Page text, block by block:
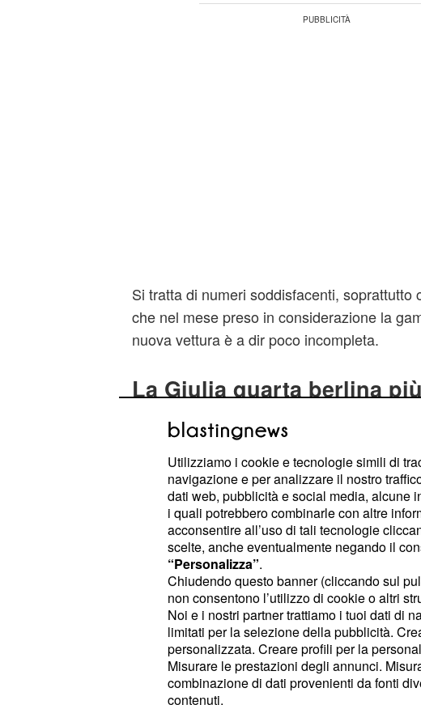
Si tratta di numeri soddisfacenti, soprattutto
che nel mese preso in considerazione la
nuova vettura è a dir poco incompleta.
La Giulia quarta berlina
con 1.718 unità
Nel mese preso in considerazione infatti,
Giuliaveniva venduta solo nelle versioni
gamma Quadrifoglio. Solo da pochi giorni
disponibile anche la versionecon
abbiamo visto ad inizio mese al Salone
Parigi.Al momento, le prime 3 berline di
vendute in Europa, sempre per quanto
mese di settembre, sono:Mercedes C
BMW Serie 3 (3.033) e Audi A4 (2.091).
fanno comprendere come la Giulia
ancora incompleta sia molto vicina alle sue
particolare ad Audi.
Utilizziamo i cookie e tecnologie simili di
navigazione e per analizzare il nostro
dati web, pubblicità e social media, alcune
i quali potrebbero combinarle con altre
acconsentire all’uso di tali tecnologie
scelte, anche eventualmente negando il
“Personalizza”.
Chiudendo questo banner (cliccando sul
non consentono l’utilizzo di cookie o altri
Noi e i nostri partner trattiamo i tuoi dati di
limitati per la selezione della pubblicità.
personalizzata. Creare profili per la
Misurare le prestazioni degli annunci.
combinazione di dati provenienti da fonti
contenuti.